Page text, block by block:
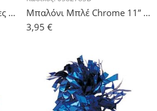
Σακούλες Δώρων Χάρτινες Κόκκινες – 5τμχ. Μπαλόνι Μπλέ Chrome 11” – 5τμχ.
3,95 €